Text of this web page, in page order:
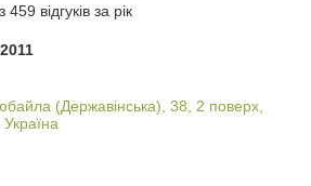
відгуків за рік
(Державінська), 38, 2 поверх,